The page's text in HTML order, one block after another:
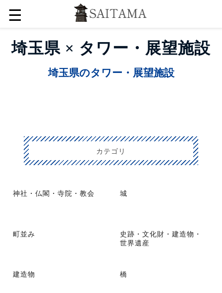
☰
埼玉県 × タワー・展望施設
埼玉県のタワー・展望施設
カテゴリ
神社・仏閣・寺院・教会 城
町並み
史跡・文化財・建造物・
世界遺産
建造物 橋